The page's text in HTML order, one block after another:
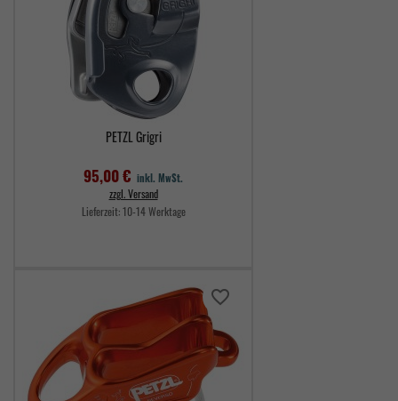
PETZL Grigri
95,00 € inkl. MwSt.
zzgl. Versand
Lieferzeit:10-14 Werktage
favorite_border